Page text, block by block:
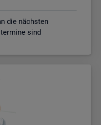
die nächsten
sind